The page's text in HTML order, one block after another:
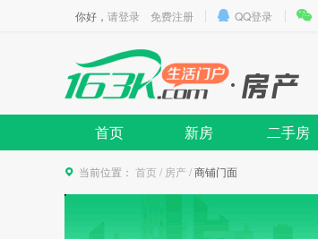
你好， 请登录 免费注册 QQ登录
首页 新房 二手房
当前位置： 首页 / 房产/商铺门面